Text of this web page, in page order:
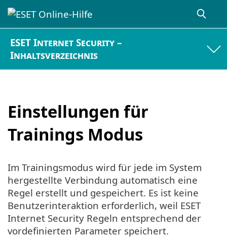
ESET Internet Security –
Inhaltsverzeichnis
Einstellungen für
Trainings Modus
Im Trainingsmodus wird für jede im System
hergestellte Verbindung automatisch eine
Regel erstellt und gespeichert. Es ist keine
Benutzerinteraktion erforderlich, weil ESET
Internet Security Regeln entsprechend der
vordefinierten Parameter speichert.